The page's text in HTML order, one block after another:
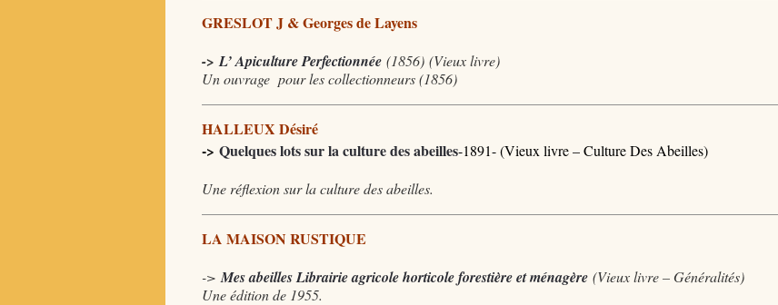
GRESLOT J & Georges de Layens
->L’ Apiculture Perfectionnée (1856) (Vieux livre)
Un ouvrage pour les collectionneurs (1856)
HALLEUX Désiré
-> Quelques lots sur la culture des abeilles-1891- (Vieux livre – Culture Des Abeilles)
Une réflexion sur la culture des abeilles.
LA MAISON RUSTIQUE
-> Mes abeilles Librairie agricole horticole forestière et ménagère (Vieux livre – Généralités)
Une édition de 1955.